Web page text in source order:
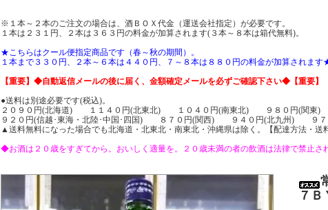
※１本～２本のご注文の場合は、酒ＢＯＸ代金（運送会社指定）が必要です。
１本は２３１円、２本は３６３円の料金が加算されます(３本～８本は箱代無料)。
★こちらはクール便指定商品です（春～秋の期間）。
１本まで３３０円、２本～６本は４４０円、７～８本は８８０円の料金が加算されます
【重要】◆自動返信メールの後に届く、金額確定メールを必ずご確認下さい◆【重要】
●送料は別途必要です(税込)。
２０９０円(北海道) １１４０円(北東北) １０４０円(南東北) ９８０円(関東)
９２０円(信越･東海・北陸･中国･四国) ８７０円(関西) ９４０円(北九州) ９
▲送料無料になった場合でも北海道・北東北・南東北・沖縄県は除く。【配達方法・送
◆お酒は２０歳をすぎてから。おいしく適量を。２０歳未満の者の飲酒は法律で禁止
７Ｂ